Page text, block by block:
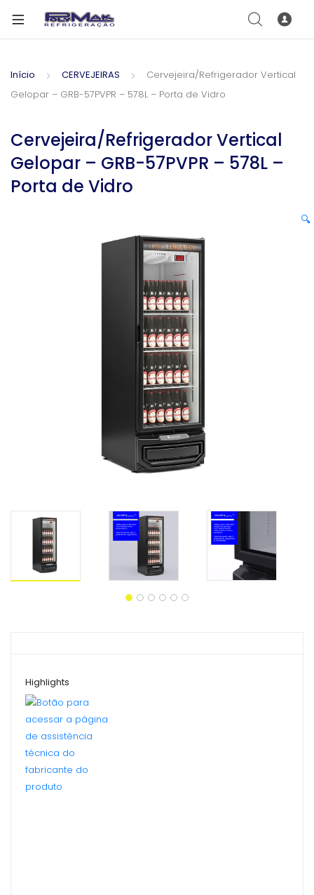
Início CERVEJEIRAS
Cervejeira/Refrigerador Vertical
Gelopar – GRB-57PVPR – 578L – Porta de Vidro
Cervejeira/Refrigerador Vertical
Gelopar – GRB-57PVPR – 578L –
Porta de Vidro
🔍
Highlights